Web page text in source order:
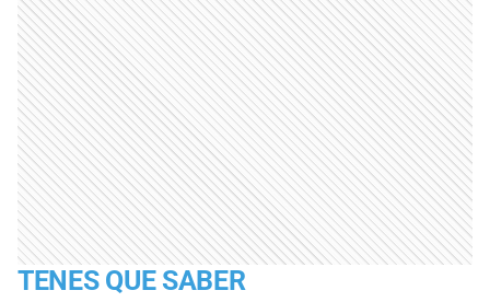
TENES QUE SABER